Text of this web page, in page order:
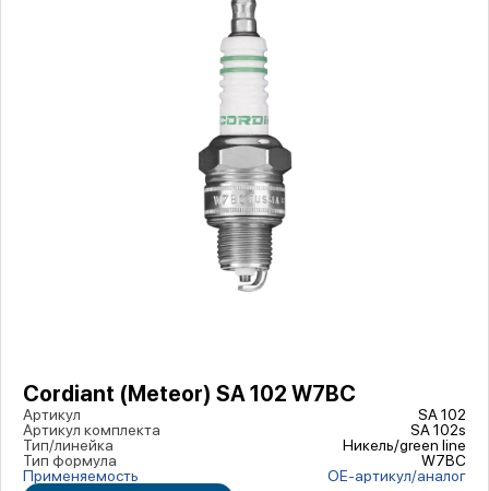
Cordiant (Meteor) SA 102 W7BC
Артикул
SA 102
Артикул комплекта
SA 102s
Тип/линейка
Никель/green line
Тип формула
W7BC
Применяемость
ОЕ-артикул/аналог